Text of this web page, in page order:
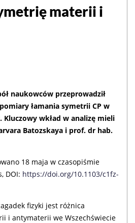
materii i
naukowców przeprowadził
łamania symetrii CP w
wkład w analizę mieli
Batozskaya i prof. dr hab.
18 maja w czasopiśmie
DOI: https://doi.org/10.1103/c1fz-
fizyki jest różnica
i antymaterii we Wszechświecie